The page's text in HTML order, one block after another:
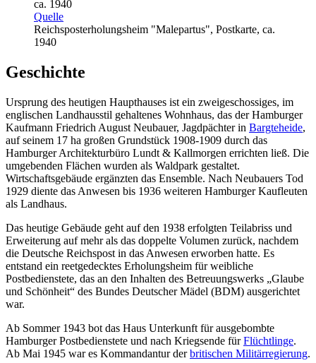
Quelle
Reichsposterholungsheim "Malepartus", Postkarte, ca.
1940
Geschichte
Ursprung des heutigen Haupthauses ist ein zweigeschossiges, im
englischen Landhausstil gehaltenes Wohnhaus, das der Hamburger
Kaufmann Friedrich August Neubauer, Jagdpächter in Bargteheide,
auf seinem 17 ha großen Grundstück 1908-1909 durch das
Hamburger Architekturbüro Lundt & Kallmorgen errichten ließ. Die
umgebenden Flächen wurden als Waldpark gestaltet.
Wirtschaftsgebäude ergänzten das Ensemble. Nach Neubauers Tod
1929 diente das Anwesen bis 1936 weiteren Hamburger Kaufleuten
als Landhaus.
Das heutige Gebäude geht auf den 1938 erfolgten Teilabriss und
Erweiterung auf mehr als das doppelte Volumen zurück, nachdem
die Deutsche Reichspost in das Anwesen erworben hatte. Es
entstand ein reetgedecktes Erholungsheim für weibliche
Postbedienstete, das an den Inhalten des Betreuungswerks „Glaube
und Schönheit“ des Bundes Deutscher Mädel (BDM) ausgerichtet
war.
Ab Sommer 1943 bot das Haus Unterkunft für ausgebombte
Hamburger Postbedienstete und nach Kriegsende fürFlüchtlinge.
Ab Mai 1945 war es Kommandantur derbritischen Militärregierung.